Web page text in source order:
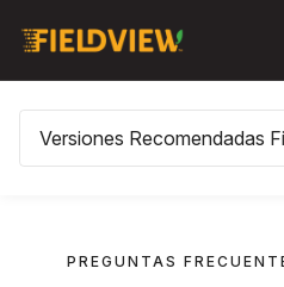
Versiones Recomendadas
PREGUNTAS